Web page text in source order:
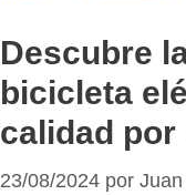
Descubre
bicicleta
calidad por
23/08/2024 por